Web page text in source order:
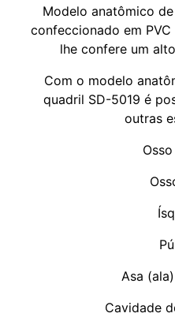
Modelo anatômico
confeccionado em
lhe confere um
Com o modelo
quadril SD-5019 é
outras
Asa
Cavidade